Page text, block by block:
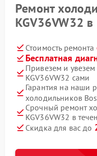
Ремонт
KGV36VW32
Стоимость ремонта
Бесплатная
Привезем и
KGV36VW32 сами
Гарантия на наши
холодильников
Срочный ремонт
KGV36VW32 в
Скидка для вас до